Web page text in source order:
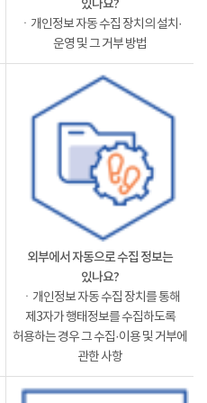
있나요?
ㆍ개인정보 자동 수집 장치의 설치·
운영 및 그 거부 방법
외부에서 자동으로 수집 정보는
있나요?
ㆍ개인정보 자동 수집 장치를 통해
제3자가 행태정보를 수집하도록
허용하는 경우 그 수집·이용 및 거부에
관한 사항